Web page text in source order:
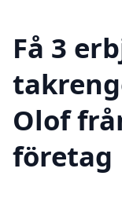
Få 3
Olof
företag